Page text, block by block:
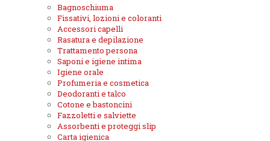
Bagnoschiuma
Fissativi, lozioni e coloranti
Accessori capelli
Rasatura e depilazione
Trattamento persona
Saponi e igiene intima
Igiene orale
Profumeria e cosmetica
Deodoranti e talco
Cotone e bastoncini
Fazzoletti e salviette
Assorbenti e proteggi slip
Carta igienica